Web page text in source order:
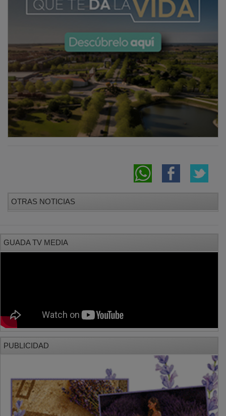
OTRAS NOTICIAS
GUADA TV MEDIA
PUBLICIDAD